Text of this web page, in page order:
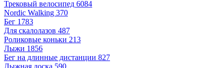
Трековый велосипед 6084
Nordic Walking 370
Бег 1783
Для скалолазов 487
Роликовые коньки 213
Лыжи 1856
Бег на длинные дистанции 827
Лыжная доска 590